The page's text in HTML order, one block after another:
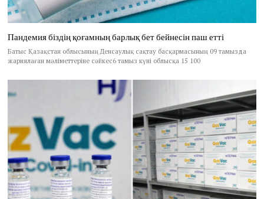
Пандемия біздің қоғамның барлық бет бейнесін паш етті
Батыс Қазақстан облысының Денсаулық сақтау басқармасының 09 тамызда
жариялаған мәліметтеріне сәйкес6 тамыз күні облысқа 15 100